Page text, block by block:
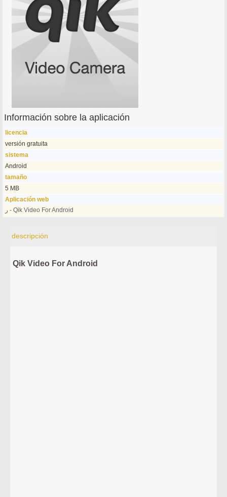
Información sobre la aplicación
licencia
versión gratuita
sistema
Android
tamaño
5 MB
Aplicación web
ر - Qik Video For Android
descripción
Qik Video For Android